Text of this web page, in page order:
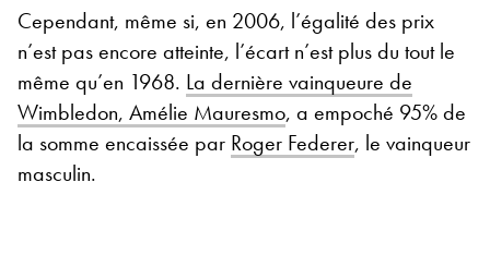
Cependant, même si, en 2006, l’égalité des prix
n’est pas encore atteinte, l’écart n’est plus du tout le
même qu’en 1968. La dernière vainqueure de
Wimbledon, Amélie Mauresmo, a empoché 95% de
la somme encaissée par Roger Federer, le vainqueur
masculin.